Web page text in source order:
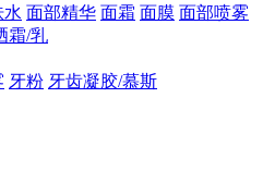
水 面部精华 面霜 面膜 面部喷雾
霜/乳
牙粉 牙齿凝胶/慕斯